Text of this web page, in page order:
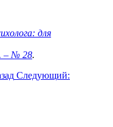
для
– № 28.
Следующий: